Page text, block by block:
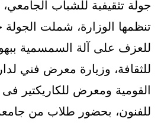
جولة تثقيفية للشباب الجامعي،
تنظمها الوزارة، شملت
للعزف على آلة السمسمية
للثقافة، وزيارة معرض فني
القومية ومعرض للكاريكتير فى
للفنون، بحضور طلاب من